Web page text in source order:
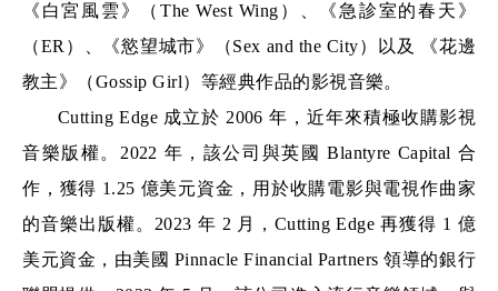
《白宮風雲》（The West Wing）、《急診室的春天》
（ER）、《慾望城市》（Sex and the City）以及 《花邊
教主》（Gossip Girl）等經典作品的影視音樂。
Cutting Edge 成立於 2006 年，近年來積極收購影視
音樂版權。2022 年，該公司與英國 Blantyre Capital 合
作，獲得 1.25 億美元資金，用於收購電影與電視作曲家
的音樂出版權。2023 年 2 月，Cutting Edge 再獲得 1 億
美元資金，由美國 Pinnacle Financial Partners 領導的銀行